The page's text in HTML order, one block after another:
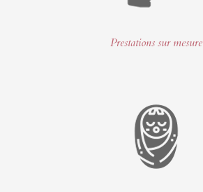
Prestations sur mesure